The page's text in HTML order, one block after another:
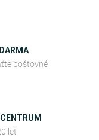
poštovné
let